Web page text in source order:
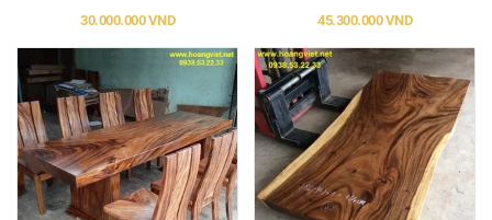
30.000.000 VND
45.300.000 VND